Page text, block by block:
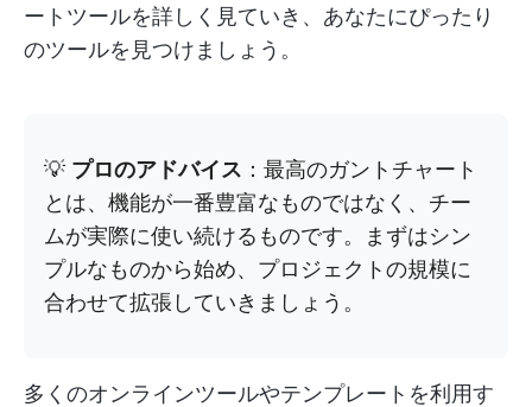
ートツールを詳しく見ていき、あなたにぴったり
のツールを見つけましょう。
💡 プロのアドバイス ：最高のガントチャート
とは、機能が一番豊富なものではなく、チー
ムが実際に使い続けるものです。まずはシン
プルなものから始め、プロジェクトの規模に
合わせて拡張していきましょう。
多くのオンラインツールやテンプレートを利用す